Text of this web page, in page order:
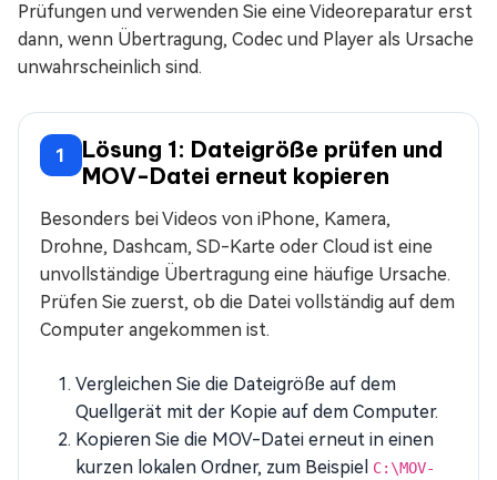
Prüfungen und verwenden Sie eine Videoreparatur erst
dann, wenn Übertragung, Codec und Player als Ursache
unwahrscheinlich sind.
1
Lösung 1: Dateigröße prüfen und
MOV-Datei erneut kopieren
Besonders bei Videos von iPhone, Kamera,
Drohne, Dashcam, SD-Karte oder Cloud ist eine
unvollständige Übertragung eine häufige Ursache.
Prüfen Sie zuerst, ob die Datei vollständig auf dem
Computer angekommen ist.
Vergleichen Sie die Dateigröße auf dem
Quellgerät mit der Kopie auf dem Computer.
Kopieren Sie die MOV-Datei erneut in einen
kurzen lokalen Ordner, zum Beispiel
C:\MOV-